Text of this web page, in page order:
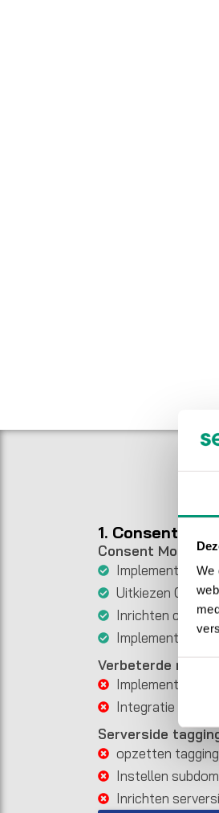
We
1. Consent
Consent Mode V2
Implementatie
Uitkiezen CMP
Inrichten
Implementatie
Verbeterde
Implementatie
Integratie van
Serverside
opzetten
Instellen
Inrichten